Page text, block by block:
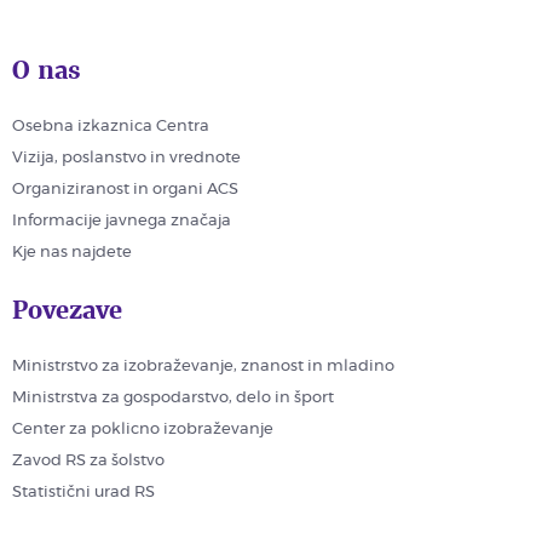
O nas
Osebna izkaznica Centra
Vizija, poslanstvo in vrednote
Organiziranost in organi ACS
Informacije javnega značaja
Kje nas najdete
Povezave
Ministrstvo za izobraževanje, znanost in mladino
Ministrstva za gospodarstvo, delo in šport
Center za poklicno izobraževanje
Zavod RS za šolstvo
Statistični urad RS